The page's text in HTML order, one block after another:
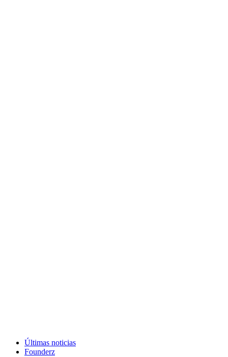
Últimas noticias
Founderz